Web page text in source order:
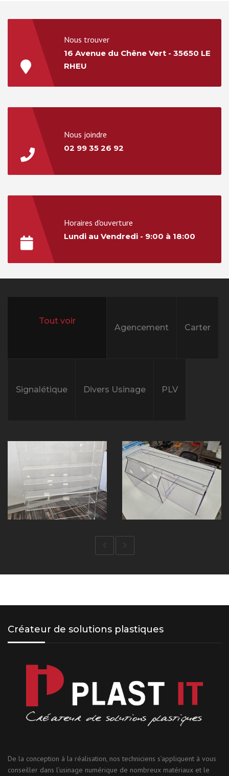
Nous trouver
16 Avenue du Chêne Vert - 35650 LE
RHEU
Nous joindre
02 99 35 26 92
Horaires d'ouverture
Lundi au Vendredi - 9:00 à 18:00
Agencement Carter
Signalétique Divers Usinage PLV
Créateur de solutions plastiques
De la conception à la réalisation, nos techniciens s’appliquent à vous
conseiller dans l’usinage numérique de nombreux matériaux et le